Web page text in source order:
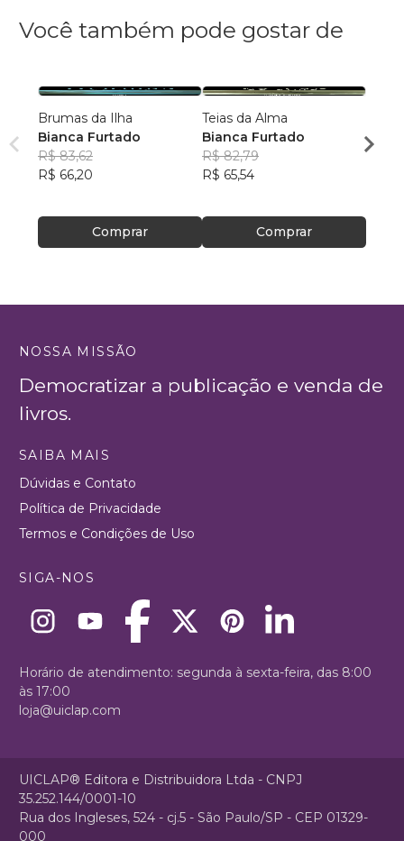
Você também pode gostar de
Brumas da Ilha
Bianca Furtado
R$ 83,62
R$ 66,20
Comprar
Teias da Alma
Bianca Furtado
R$ 82,79
R$ 65,54
Comprar
NOSSA MISSÃO
Democratizar a publicação e venda de
livros.
SAIBA MAIS
Dúvidas e Contato
Política de Privacidade
Termos e Condições de Uso
SIGA-NOS
Horário de atendimento: segunda à sexta-feira, das 8:00
às 17:00
loja@uiclap.com
UICLAP® Editora e Distribuidora Ltda - CNPJ
35.252.144/0001-10
Rua dos Ingleses, 524 - cj.5 - São Paulo/SP - CEP 01329-
000